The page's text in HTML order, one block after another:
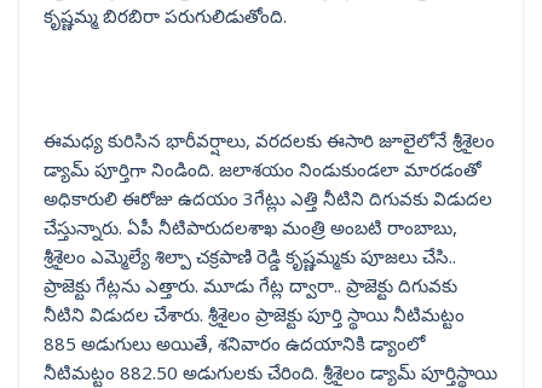
కృష్ణమ్మ బిరబిరా పరుగులిడుతోంది.
ఈమధ్య కురిసిన భారీవర్షాలు, వరదలకు ఈసారి జూలైలోనే శ్రీశైలం
డ్యామ్ పూర్తిగా నిండింది. జలాశయం నిండుకుండలా మారడంతో
అధికారులి ఈరోజు ఉదయం 3గేట్లు ఎత్తి నీటిని దిగువకు విడుదల
చేస్తున్నారు. ఏపీ నీటిపారుదలశాఖ మంత్రి అంబటి రాంబాబు,
శ్రీశైలం ఎమ్మెల్యే శిల్పా చక్రపాణి రెడ్డి కృష్ణమ్మకు పూజలు చేసి..
ప్రాజెక్టు గేట్లను ఎత్తారు. మూడు గేట్ల ద్వారా.. ప్రాజెక్టు దిగువకు
నీటిని విడుదల చేశారు. శ్రీశైలం ప్రాజెక్టు పూర్తి స్థాయి నీటిమట్టం
885 అడుగులు అయితే, శనివారం ఉదయానికి డ్యాంలో
నీటిమట్టం 882.50 అడుగులకు చేరింది. శ్రీశైలం డ్యామ్ పూర్తిస్థాయి